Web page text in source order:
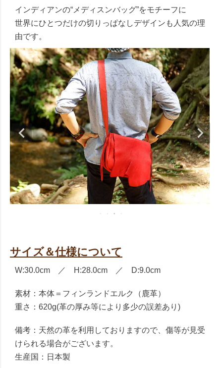
インディアンの“メディスンバッグ”をモチーフに
世界にひとつだけの切りっぱなしデザインも人気の理
由です。
サイズ＆仕様について
W:30.0cm ／ H:28.0cm ／ D:9.0cm
素材：本体＝フィンランドエルク（鹿革）
重さ：620g(革の厚み等により多少の誤差あり)
備考：天然の革を利用しておりますので、傷等が見受
けられる場合がございます。
生産国：日本製